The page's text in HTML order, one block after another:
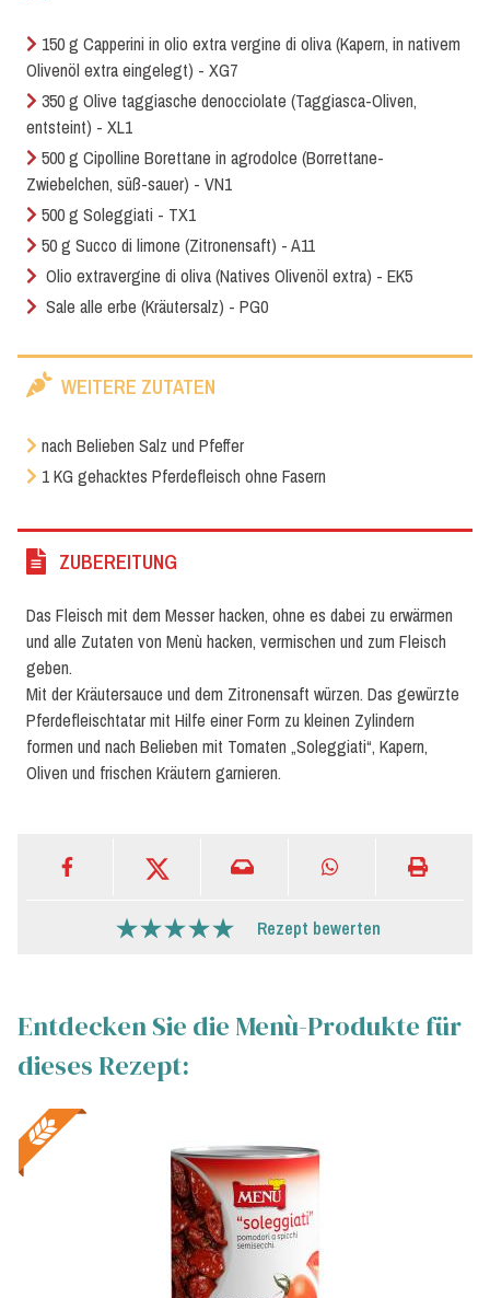
150 g Capperini in olio extra vergine di oliva (Kapern, in nativem
Olivenöl extra eingelegt) - XG7
350 g Olive taggiasche denocciolate (Taggiasca-Oliven,
entsteint) - XL1
500 g Cipolline Borettane in agrodolce (Borrettane-
Zwiebelchen, süß-sauer) - VN1
500 g Soleggiati - TX1
50 g Succo di limone (Zitronensaft) - A11
Olio extravergine di oliva (Natives Olivenöl extra) - EK5
Sale alle erbe (Kräutersalz) - PG0
WEITERE ZUTATEN
nach Belieben Salz und Pfeffer
1 KG gehacktes Pferdefleisch ohne Fasern
ZUBEREITUNG
Das Fleisch mit dem Messer hacken, ohne es dabei zu erwärmen
und alle Zutaten von Menù hacken, vermischen und zum Fleisch
geben.
Mit der Kräutersauce und dem Zitronensaft würzen. Das gewürzte
Pferdefleischtatar mit Hilfe einer Form zu kleinen Zylindern
formen und nach Belieben mit Tomaten „Soleggiati“, Kapern,
Oliven und frischen Kräutern garnieren.
Rezept bewerten
Entdecken Sie die Menù-Produkte für
dieses Rezept: